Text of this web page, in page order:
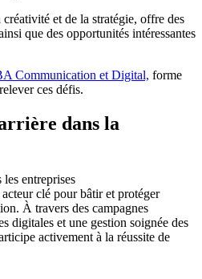
et de la stratégie, offre des
que des opportunités intéressantes
Communication et Digital, forme
ces défis.
dans la
entreprises
clé pour bâtir et protéger
À travers des campagnes
digitales et une gestion soignée des
activement à la réussite de